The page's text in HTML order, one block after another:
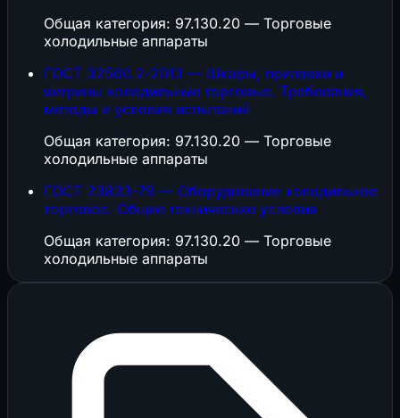
Общая категория: 97.130.20 — Торговые
холодильные аппараты
ГОСТ 32560.2-2013 — Шкафы, прилавки и
витрины холодильные торговые. Требования,
методы и условия испытаний
Общая категория: 97.130.20 — Торговые
холодильные аппараты
ГОСТ 23833-79 — Оборудование холодильное
торговое. Общие технические условия
Общая категория: 97.130.20 — Торговые
холодильные аппараты